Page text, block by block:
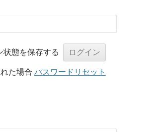
状態を保存する
た場合 パスワードリセット